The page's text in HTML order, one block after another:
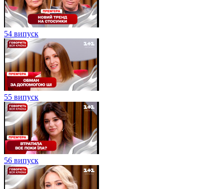
54 випуск
55 випуск
56 випуск